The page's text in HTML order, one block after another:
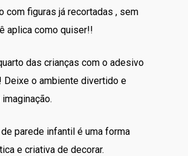
com figuras já recortadas , sem
aplica como quiser!!
das crianças com o adesivo
Deixe o ambiente divertido e
parede infantil é uma forma
e criativa de decorar.